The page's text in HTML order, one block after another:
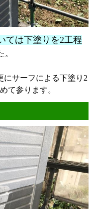
ては下塗りを2工程
サーフによる下塗り2
て参ります。